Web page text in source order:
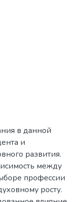
в данной
и
развития.
между
профессии
росту.